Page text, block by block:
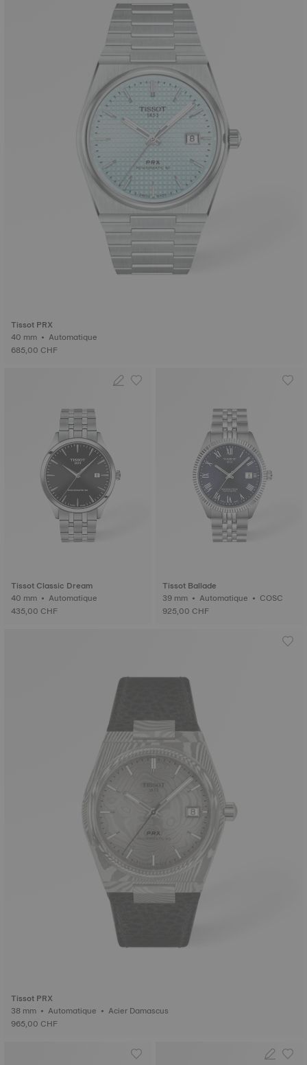
Tissot PRX
40 mm • Automatique
685,00 CHF
Tissot Classic Dream
40 mm • Automatique
435,00 CHF
Tissot Ballade
39 mm • Automatique • COSC
925,00 CHF
Tissot PRX
38 mm • Automatique • Acier Damascus
965,00 CHF